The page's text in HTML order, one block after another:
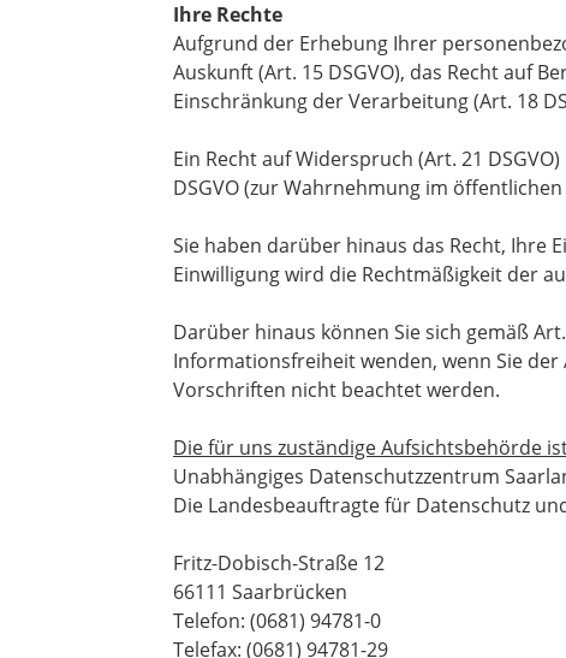
Ihre Rechte
Aufgrund der Erhebung Ihrer
Auskunft (Art. 15 DSGVO), das Recht auf
Einschränkung der Verarbeitung (Art. 18
Ein Recht auf Widerspruch (Art. 21
DSGVO (zur Wahrnehmung im
Sie haben darüber hinaus das Recht, Ihre
Einwilligung wird die Rechtmäßigkeit der
Darüber hinaus können Sie sich gemäß
Informationsfreiheit wenden, wenn Sie
Vorschriften nicht beachtet werden.
Die für uns zuständige Aufsichtsbehörde
Unabhängiges Datenschutzzentrum
Die Landesbeauftragte für Datenschutz
Fritz-Dobisch-Straße 12
66111 Saarbrücken
Telefon: (0681) 94781-0
Telefax: (0681) 94781-29